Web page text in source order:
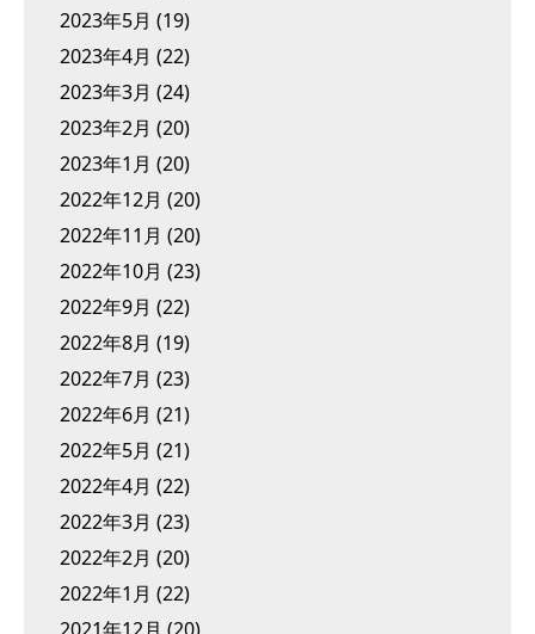
2023年5月 (19)
2023年4月 (22)
2023年3月 (24)
2023年2月 (20)
2023年1月 (20)
2022年12月 (20)
2022年11月 (20)
2022年10月 (23)
2022年9月 (22)
2022年8月 (19)
2022年7月 (23)
2022年6月 (21)
2022年5月 (21)
2022年4月 (22)
2022年3月 (23)
2022年2月 (20)
2022年1月 (22)